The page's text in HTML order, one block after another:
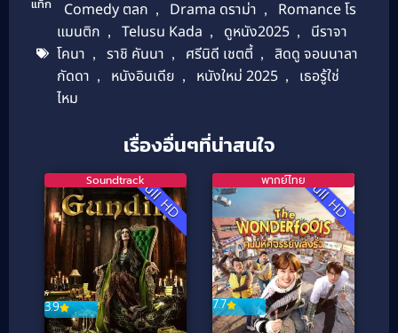
แท็ก Comedy ตลก , Drama ดราม่า ,
Romance โร
แมนติก , Telusu Kada , ดูหนัง2025 ,
นีราจา
โคนา , ราชิ คันนา , ศรีนิดี เชตตี้ ,
สิดดู จอนนาลา
กัดดา , หนังอินเดีย , หนังใหม่ 2025 ,
เธอรู้ใช่
ไหม
เรื่องอื่นๆที่น่าสนใจ
Full HD
3.9
Soundtrack Full HD
7.7
พากย์ไทย